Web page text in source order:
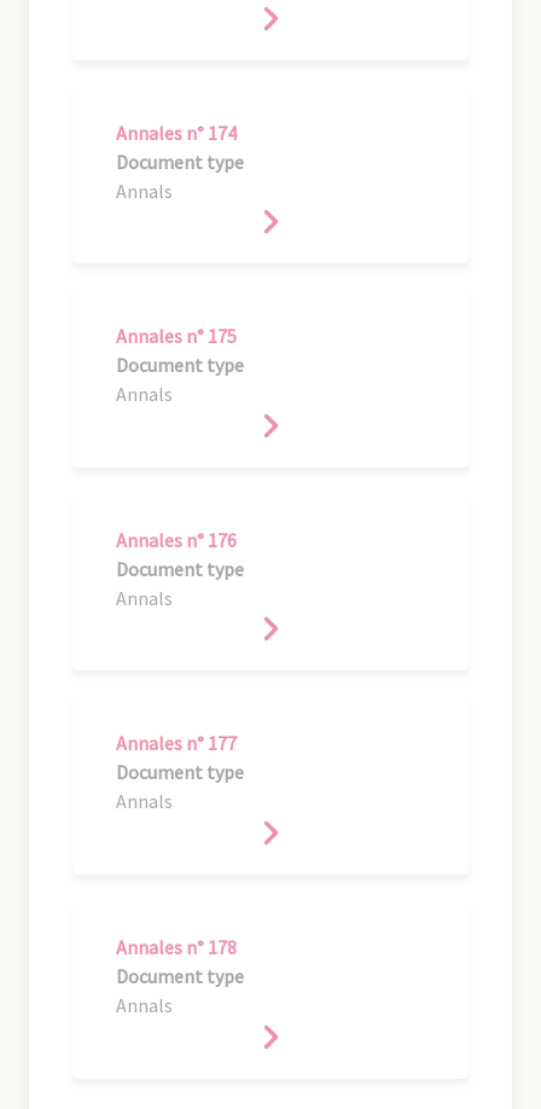
Annales n° 174
Document type
Annals
Annales n° 175
Document type
Annals
Annales n° 176
Document type
Annals
Annales n° 177
Document type
Annals
Annales n° 178
Document type
Annals